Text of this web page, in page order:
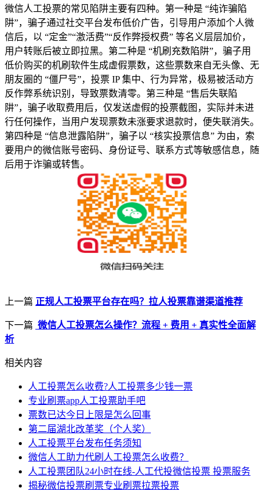
微信人工投票的常见陷阱主要有四种。第一种是 “纯诈骗陷
阱”，骗子通过社交平台发布低价广告，引导用户添加个人微
信后，以 “定金”“激活费”“反作弊授权费” 等名义层层加价，
用户转账后被立即拉黑。第二种是 “机刷充数陷阱”，骗子用
低价购买的机刷软件生成虚假票数，这些票数来自无头像、无
朋友圈的 “僵尸号”，投票 IP 集中、行为异常，极易被活动方
反作弊系统识别，导致票数清零。第三种是 “售后失联陷
阱”，骗子收取费用后，仅发送虚假的投票截图，实际并未进
行任何操作，当用户发现票数未涨要求退款时，便失联消失。
第四种是 “信息泄露陷阱”，骗子以 “核实投票信息” 为由，索
要用户的微信账号密码、身份证号、联系方式等敏感信息，随
后用于诈骗或转售。
上一篇 正规人工投票平台存在吗？拉人投票靠谱渠道推荐
下一篇 微信人工投票怎么操作？流程 + 费用 + 真实性全面解
析
相关内容
人工投票怎么收费?人工投票多少钱一票
专业刷票app人工投票助手吧
票数已达今日上限是怎么回事
第二届湖北改革奖（个人奖）
人工投票平台发布任务须知
微信人工助力代刷人工投票怎么收费？
人工投票团队24小时在线-人工代投微信投票 投票服务
揭秘微信投票刷票专业刷票拉票投票